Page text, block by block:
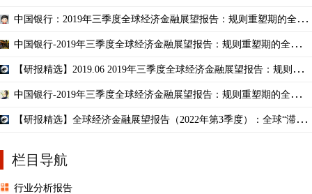
中国银行：2019年三季度全球经济金融展望报告：规则重塑期的全球
中国银行-2019年三季度全球经济金融展望报告：规则重塑期的全球经
【研报精选】2019.06 2019年三季度全球经济金融展望报告：规则重塑
中国银行-2019年三季度全球经济金融展望报告：规则重塑期的全球经
【研报精选】全球经济金融展望报告（2022年第3季度）：全球“滞
栏目导航
行业分析报告